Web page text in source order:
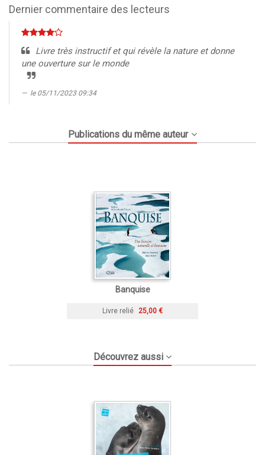
Dernier commentaire des lecteurs
Livre très instructif et qui révèle la nature et donne
une ouverture sur le monde
le 05/11/2023 09:34
Publications du même auteur
Banquise
Livre relié 25,00 €
Découvrez aussi